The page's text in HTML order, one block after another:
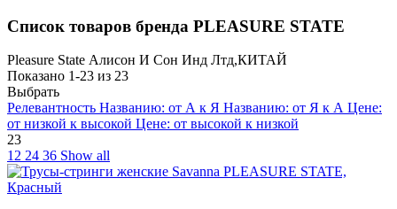
Список товаров бренда PLEASURE STATE
Pleasure State Алисон И Сон Инд Лтд,КИТАЙ
Показано 1-23 из 23
Выбрать
Релевантность Названию: от А к Я Названию: от Я к А Цене:
от низкой к высокой Цене: от высокой к низкой
23
12 24 36 Show all